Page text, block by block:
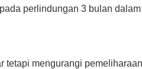
perlindungan 3 bulan
tetapi mengurangi